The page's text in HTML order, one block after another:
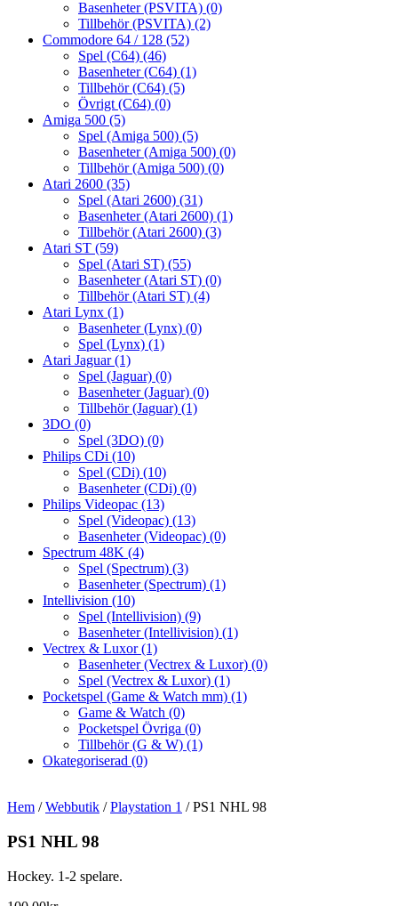
Basenheter (PSVITA) (0)
Tillbehör (PSVITA) (2)
Commodore 64 / 128 (52)
Spel (C64) (46)
Basenheter (C64) (1)
Tillbehör (C64) (5)
Övrigt (C64) (0)
Amiga 500 (5)
Spel (Amiga 500) (5)
Basenheter (Amiga 500) (0)
Tillbehör (Amiga 500) (0)
Atari 2600 (35)
Spel (Atari 2600) (31)
Basenheter (Atari 2600) (1)
Tillbehör (Atari 2600) (3)
Atari ST (59)
Spel (Atari ST) (55)
Basenheter (Atari ST) (0)
Tillbehör (Atari ST) (4)
Atari Lynx (1)
Basenheter (Lynx) (0)
Spel (Lynx) (1)
Atari Jaguar(1)
Spel (Jaguar) (0)
Basenheter (Jaguar) (0)
Tillbehör (Jaguar) (1)
3DO (0)
Spel (3DO) (0)
Philips CDi (10)
Spel (CDi) (10)
Basenheter (CDi) (0)
Philips Videopac (13)
Spel (Videopac) (13)
Basenheter (Videopac) (0)
Spectrum 48K (4)
Spel (Spectrum) (3)
Basenheter (Spectrum) (1)
Intellivision (10)
Spel (Intellivision) (9)
Basenheter (Intellivision) (1)
Vectrex & Luxor(1)
Basenheter (Vectrex & Luxor) (0)
Spel (Vectrex & Luxor) (1)
Pocketspel (Game & Watch mm) (1)
Game & Watch (0)
Pocketspel Övriga (0)
Tillbehör (G & W) (1)
Okategoriserad (0)
Hem /Webbutik /Playstation 1 / PS1 NHL 98
PS1 NHL 98
Hockey. 1-2 spelare.